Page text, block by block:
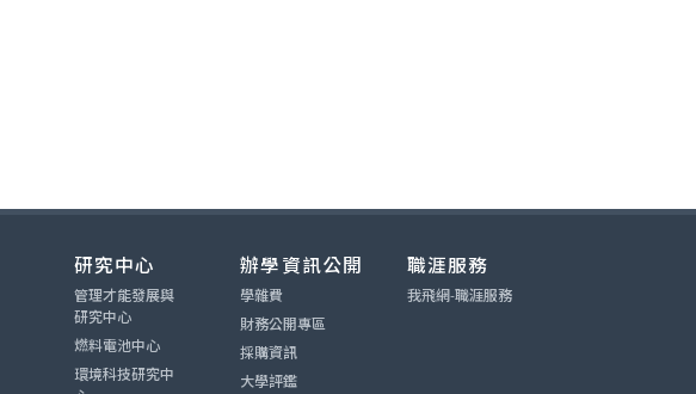
研究中心
管理才能發展與
研究中心
燃料電池中心
環境科技研究中
辦學資訊公開
學雜費
財務公開專區
採購資訊
大學評鑑
職涯服務
我飛網-職涯服務